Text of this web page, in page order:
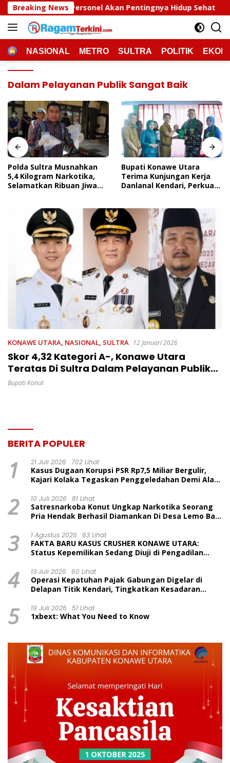
Langsung
ke
konten
Breaking News
Akan Pentingnya Hidup Sehat Polda Sultra
HOMENASIONAL METRO SULTRA POLITIK
Dalam Pelayanan Publik Sangat Baik
Polda Sultra Musnahkan
5,4 Kilogram Narkotika,
Selamatkan Ribuan Jiwa
Bupati Konawe Utara
Terima Kunjungan Kerja
Danlanal Kendari, Perkuat
KONAWE UTARA, NASIONAL, SULTRA 12 Januari 2026
Skor 4,32 Kategori A-, Konawe Utara
Teratas Di Sultra Dalam Pelayanan Publik
Sangat Baik
Bupati Konut
BERITA POPULER
1 21 Juli 2026 702 Lihat
Kasus Dugaan Korupsi PSR Rp7,5 Miliar Bergulir,
Kajari Kolaka Tegaskan Penggeledahan Demi Alat
2 10 Juli 2026 81 Lihat
Satresnarkoba Konut Ungkap Narkotika Seorang
Pria Hendak Berhasil Diamankan Di Desa Lemo Bajo
3 1 Agustus 2026 63 Lihat
FAKTA BARU KASUS CRUSHER KONAWE UTARA:
Status Kepemilikan Sedang Diuji di Pengadilan
Dinilai Prematur
4 13 Juli 2026 60 Lihat
Operasi Kepatuhan Pajak Gabungan Digelar di
Delapan Titik Kendari, Tingkatkan Kesadaran
5 19 Juli 2026 51 Lihat
1xbext: What You Need to Know